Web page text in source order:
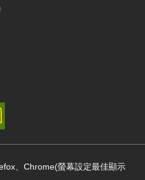
、Chrome(螢幕設定最佳顯示